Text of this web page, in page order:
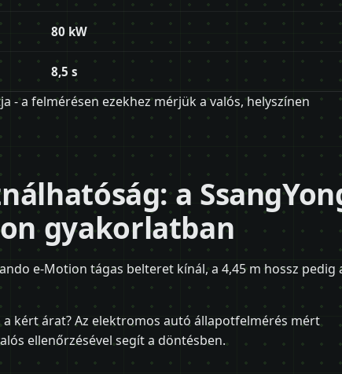
80 kW
8,5 s
- a felmérésen ezekhez mérjük a valós, helyszínen
a
gyakorlatban
e-Motion tágas belteret kínál, a 4,45 m hossz pedig
kért árat? Az elektromos autó állapotfelmérés mért
ellenőrzésével segít a döntésben.